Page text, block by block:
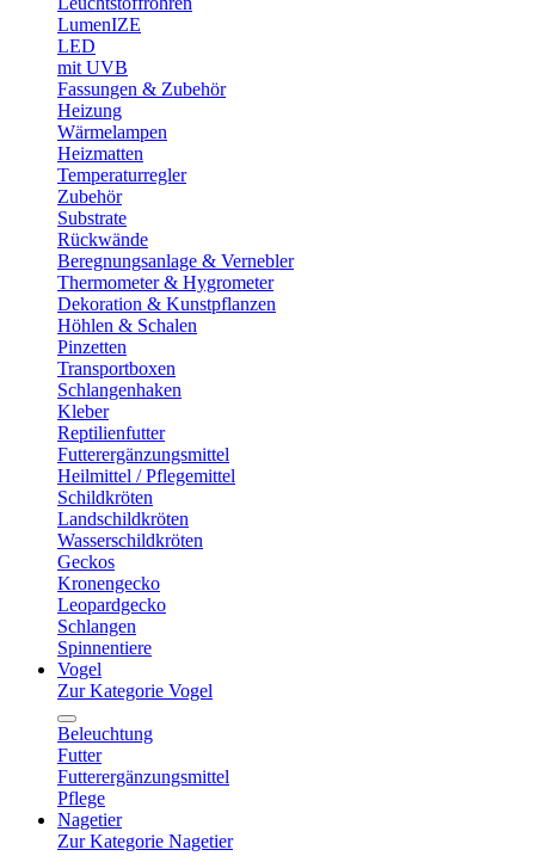
LumenIZE
LED
mit UVB
Fassungen & Zubehör
Heizung
Wärmelampen
Heizmatten
Temperaturregler
Zubehör
Substrate
Rückwände
Beregnungsanlage & Vernebler
Thermometer & Hygrometer
Dekoration & Kunstpflanzen
Höhlen & Schalen
Pinzetten
Transportboxen
Schlangenhaken
Kleber
Reptilienfutter
Futterergänzungsmittel
Heilmittel / Pflegemittel
Schildkröten
Landschildkröten
Wasserschildkröten
Geckos
Kronengecko
Leopardgecko
Schlangen
Spinnentiere
Vogel
Zur Kategorie Vogel
Beleuchtung
Futter
Futterergänzungsmittel
Pflege
Nagetier
Zur Kategorie Nagetier